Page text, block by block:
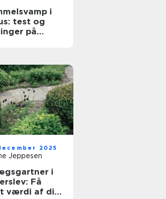
i
test og
på
2025
Jeppesen
i
Få
værdi af dit